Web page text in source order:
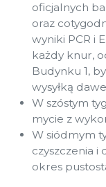
oficjalnych
oraz
wyniki PCR i
każdy knur,
Budynku 1,
wysyłką
W szóstym
mycie z
W siódmym
czyszczenia i
okres